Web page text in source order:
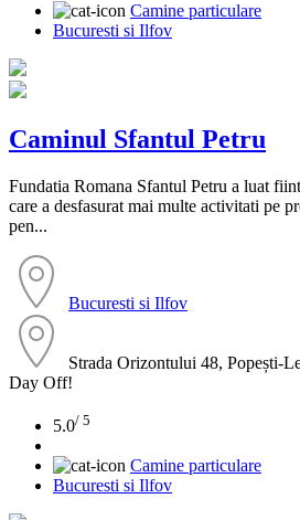
Camine particulare
Bucuresti si Ilfov
Caminul Sfantul Petru
Fundatia Romana Sfantul Petru a luat
care a desfasurat mai multe activitati pe
pen...
Bucuresti si Ilfov
Strada Orizontului 48, Popești-
Day Off!
5.0/ 5
Camine particulare
Bucuresti si Ilfov